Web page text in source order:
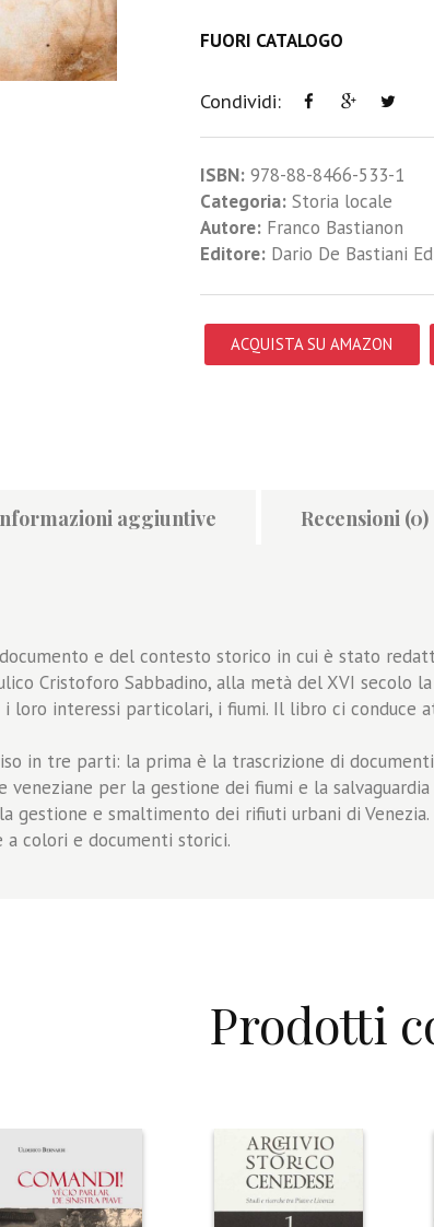
FUORI CATALOGO
Condividi:
ISBN: 978-88-8466-533-1
Categoria: Storia locale
Autore: Franco Bastianon
Editore:Dario De Bastiani
ACQUISTA SU AMAZON
aggiuntive Recensioni (0)
e del contesto storico in cui è stato
Cristoforo Sabbadino, alla metà del XVI secolo
loro interessi particolari, i fiumi. Il libro ci conduce
in tre parti: la prima è la trascrizione di
veneziane per la gestione dei fiumi e la
gestione e smaltimento dei rifiuti urbani di Venezia.
a colori e documenti storici.
Prodotti